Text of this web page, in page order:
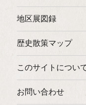
地区展図録
歴史散策マップ
このサイトについ
お問い合わせ